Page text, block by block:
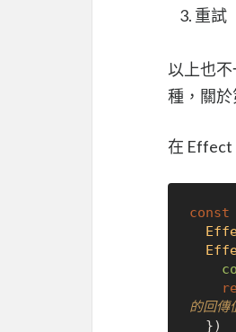
重試
以上也
種，關
在 Effect
const
的回傳